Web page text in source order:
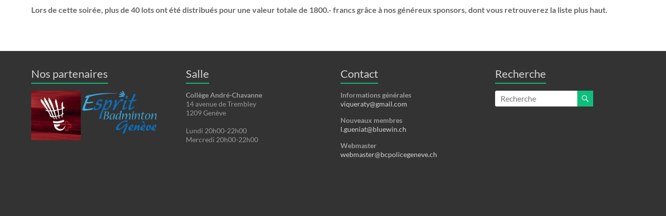
Lors de cette soirée, plus de 40 lots ont été distribués pour une valeur totale de 1800.- francs grâce à nos généreux sponsors, dont vous retrouverez la liste plus haut.
Nos partenaires Salle
Collège André-Chavanne
14 avenue de Trembley
1209 Genève
Lundi 20h00-22h00
Mercredi 20h00-22h00
Contact
Informations générales
viqueraty@gmail.com
Nouveaux membres
l.gueniat@bluewin.ch
Webmaster
webmaster@bcpolicegeneve.ch
Recherche